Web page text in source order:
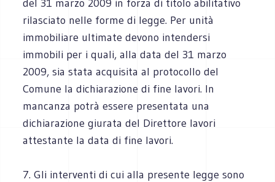
del 31 marzo 2009 in forza di titolo abilitativo
rilasciato nelle forme di legge. Per unità
immobiliare ultimate devono intendersi
immobili per i quali, alla data del 31 marzo
2009, sia stata acquisita al protocollo del
Comune la dichiarazione di fine lavori. In
mancanza potrà essere presentata una
dichiarazione giurata del Direttore lavori
attestante la data di fine lavori.
7. Gli interventi di cui alla presente legge sono